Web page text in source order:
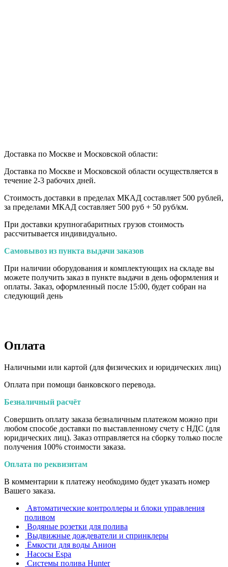
Доставка по Москве и Московской области:
Доставка по Москве и Московской области осуществляется в
течение 2-3 рабочих дней.
Стоимость доставки в пределах МКАД составляет 500 рублей,
за пределами МКАД составляет 500 руб + 50 руб/км.
При доставки крупногабаритных грузов стоимость
рассчитывается индивидуально.
Самовывоз из пункта выдачи заказов
При наличии оборудования и комплектующих на складе вы
можете получить заказ в пункте выдачи в день оформления и
оплаты. Заказ, оформленный после 15:00, будет собран на
следующий день
Оплата
Наличными или картой (для физических и юридических лиц)
Оплата при помощи банковского перевода.
Безналичный расчёт
Совершить оплату заказа безналичным платежом можно при
любом способе доставки по выставленному счету с НДС (для
юридических лиц). Заказ отправляется на сборку только после
получения 100% стоимости заказа.
Оплата по реквизитам
В комментарии к платежу необходимо будет указать номер
Вашего заказа.
Автоматические контроллеры и блоки управления
поливом
Водяные розетки для полива
Выдвижные дождеватели и спринклеры
Ёмкости для воды Анион
Насосы Espa
Системы полива Hunter